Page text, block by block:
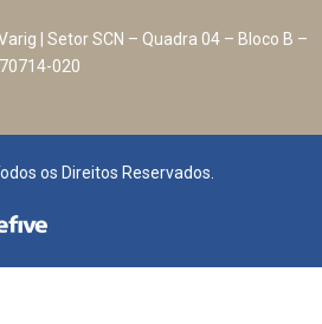
| Setor SCN – Quadra 04 – Bloco B –
020
os Direitos Reservados.